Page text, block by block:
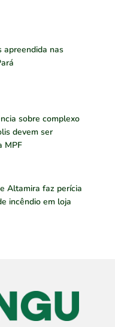
apreendida nas
sobre complexo
devem ser
MPF
Altamira faz perícia
incêndio em loja